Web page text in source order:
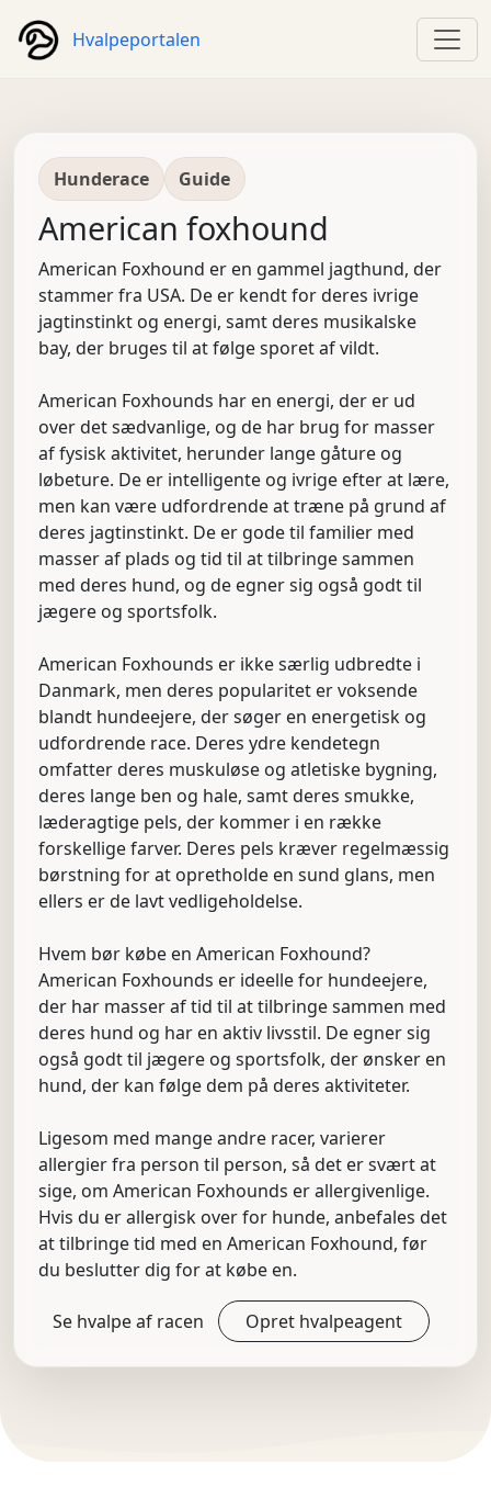
Hvalpeportalen
Hunderace Guide
American foxhound
American Foxhound er en gammel jagthund, der
stammer fra USA. De er kendt for deres ivrige
jagtinstinkt og energi, samt deres musikalske
bay, der bruges til at følge sporet af vildt.
American Foxhounds har en energi, der er ud
over det sædvanlige, og de har brug for masser
af fysisk aktivitet, herunder lange gåture og
løbeture. De er intelligente og ivrige efter at lære,
men kan være udfordrende at træne på grund af
deres jagtinstinkt. De er gode til familier med
masser af plads og tid til at tilbringe sammen
med deres hund, og de egner sig også godt til
jægere og sportsfolk.
American Foxhounds er ikke særlig udbredte i
Danmark, men deres popularitet er voksende
blandt hundeejere, der søger en energetisk og
udfordrende race. Deres ydre kendetegn
omfatter deres muskuløse og atletiske bygning,
deres lange ben og hale, samt deres smukke,
læderagtige pels, der kommer i en række
forskellige farver. Deres pels kræver regelmæssig
børstning for at opretholde en sund glans, men
ellers er de lavt vedligeholdelse.
Hvem bør købe en American Foxhound?
American Foxhounds er ideelle for hundeejere,
der har masser af tid til at tilbringe sammen med
deres hund og har en aktiv livsstil. De egner sig
også godt til jægere og sportsfolk, der ønsker en
hund, der kan følge dem på deres aktiviteter.
Ligesom med mange andre racer, varierer
allergier fra person til person, så det er svært at
sige, om American Foxhounds er allergivenlige.
Hvis du er allergisk over for hunde, anbefales det
at tilbringe tid med en American Foxhound, før
du beslutter dig for at købe en.
Se hvalpe af racen Opret hvalpeagent